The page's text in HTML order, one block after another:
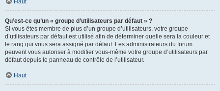
Haut
Qu’est-ce qu’un « groupe d’utilisateurs par défaut » ?
Si vous êtes membre de plus d’un groupe d’utilisateurs, votre groupe
d’utilisateurs par défaut est utilisé afin de déterminer quelle sera la couleur et
le rang qui vous sera assigné par défaut. Les administrateurs du forum
peuvent vous autoriser à modifier vous-même votre groupe d’utilisateurs par
défaut depuis le panneau de contrôle de l’utilisateur.
Haut